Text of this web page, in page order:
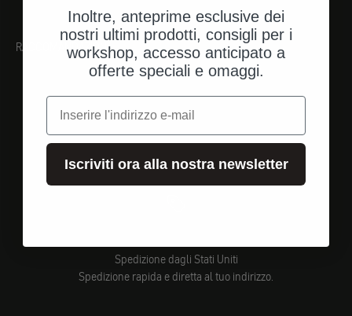
RACCOMANDAZIONI
Spedizione dagli Stati Uniti
Spedizione rapida e diretta al tuo indirizzo.
Inoltre, anteprime esclusive dei
nostri ultimi prodotti, consigli per i
workshop, accesso anticipato a
offerte speciali e omaggi.
e-mail
Iscriviti ora alla nostra newsletter